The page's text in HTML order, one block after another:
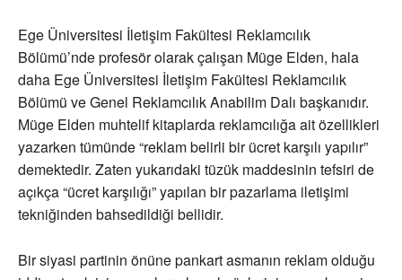
Ege Üniversitesi İletişim Fakültesi Reklamcılık
Bölümü’nde profesör olarak çalışan Müge Elden, hala
daha Ege Üniversitesi İletişim Fakültesi Reklamcılık
Bölümü ve Genel Reklamcılık Anabilim Dalı başkanıdır.
Müge Elden muhtelif kitaplarda reklamcılığa ait özellikleri
yazarken tümünde “reklam belirli bir ücret karşılı yapılır”
demektedir. Zaten yukarıdaki tüzük maddesinin tefsiri de
açıkça “ücret karşılığı” yapılan bir pazarlama iletişimi
tekniğinden bahsedildiği bellidir.
Bir siyasi partinin önüne pankart asmanın reklam olduğu